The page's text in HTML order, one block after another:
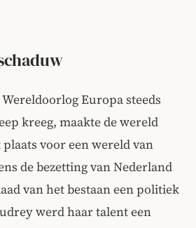
Europa steeds
kreeg, maakte de wereld
voor een wereld van
de bezetting van Nederland
van het bestaan een politiek
werd haar talent een